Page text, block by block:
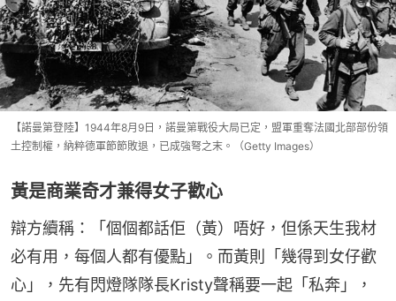
【諾曼第登陸】1944年8月9日，諾曼第戰役大局已定，盟軍重奪法國北部部份領
土控制權，納粹德軍節節敗退，已成強弩之末。（Getty Images）
黃是商業奇才兼得女子歡心
辯方續稱：「個個都話佢（黃）唔好，但係天生我材
必有用，每個人都有優點」。而黃則「幾得到女仔歡
心」，先有閃燈隊隊長Kristy聲稱要一起「私奔」，